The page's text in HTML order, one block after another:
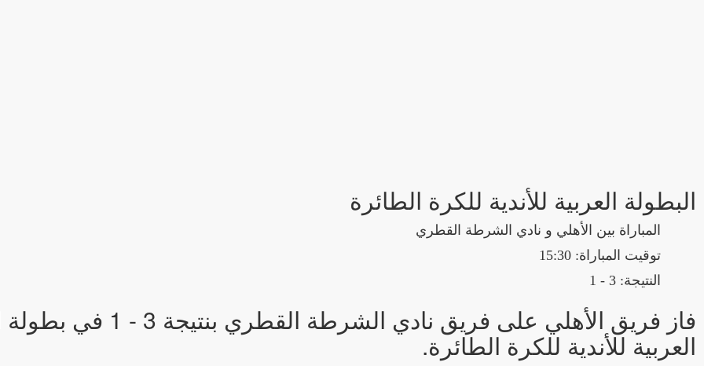
البطولة العربية للأندية للكرة الطائرة
المباراة بين الأهلي و نادي الشرطة القطري
توقيت المباراة: 15:30
النتيجة: 3 - 1
فاز فريق الأهلي على فريق نادي الشرطة
العربية للأندية للكرة الطائرة.